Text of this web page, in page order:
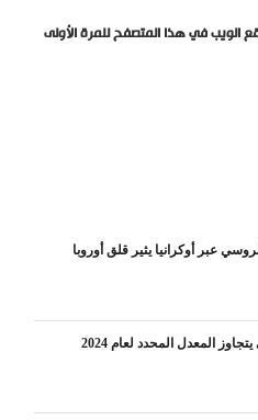
الويب في هذا المتصفح للمرة الأولى
عبر أوكرانيا يثير قلق أوروبا
المعدل المحدد لعام 2024